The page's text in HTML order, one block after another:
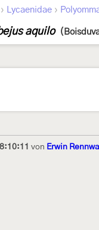
› Lycaenidae ›
aquilo
von Erwin